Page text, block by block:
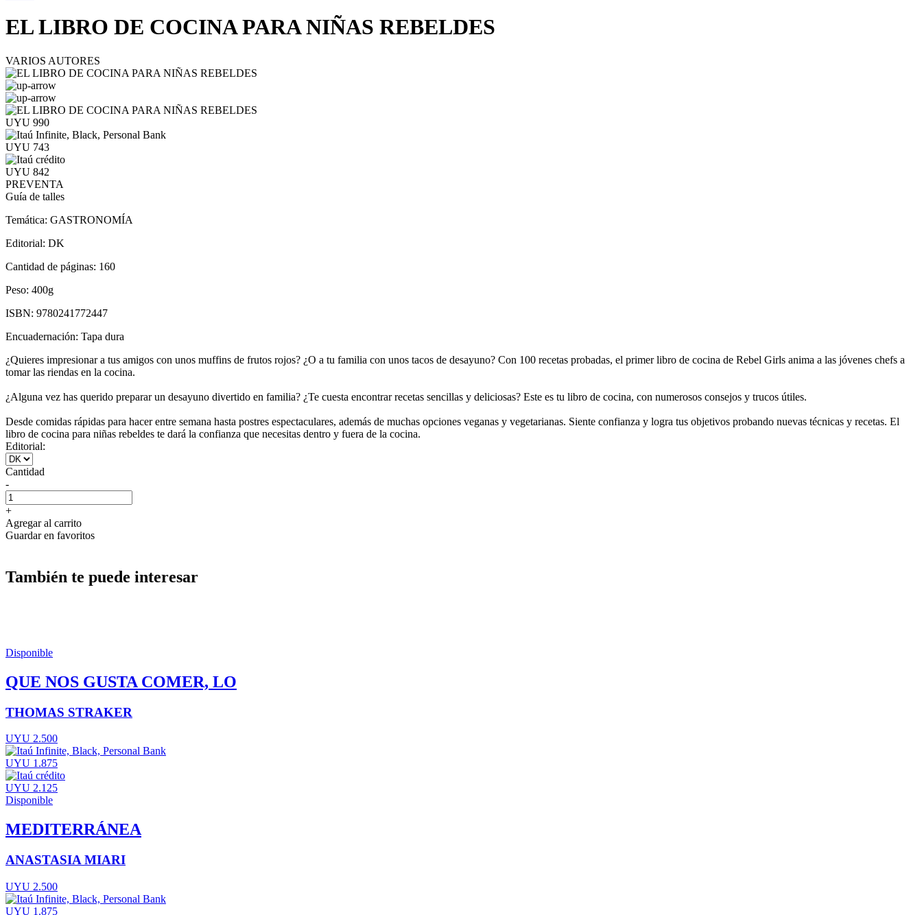
EL LIBRO DE COCINA PARA NIÑAS REBELDES
VARIOS AUTORES
UYU 990
UYU 743
UYU 842
PREVENTA
Guía de talles
Temática: GASTRONOMÍA
Editorial: DK
Cantidad de páginas: 160
Peso: 400g
ISBN: 9780241772447
Encuadernación: Tapa dura
¿Quieres impresionar a tus amigos con unos muffins de frutos rojos? ¿O a tu familia con unos tacos de desayuno? Con 100 recetas probadas, el primer libro de cocina de Rebel Girls anima a las jóvenes chefs a
tomar las riendas en la cocina.
¿Alguna vez has querido preparar un desayuno divertido en familia? ¿Te cuesta encontrar recetas sencillas y deliciosas? Este es tu libro de cocina, con numerosos consejos y trucos útiles.
Desde comidas rápidas para hacer entre semana hasta postres espectaculares, además de muchas opciones veganas y vegetarianas. Siente confianza y logra tus objetivos probando nuevas técnicas y recetas. El
libro de cocina para niñas rebeldes te dará la confianza que necesitas dentro y fuera de la cocina.
Editorial:
Cantidad
-
+
Agregar al carrito
Guardar en favoritos
También te puede interesar
Disponible
QUE NOS GUSTA COMER, LO
THOMAS STRAKER
UYU 2.500
UYU 1.875
UYU 2.125
Disponible
MEDITERRÁNEA
ANASTASIA MIARI
UYU 2.500
UYU 1.875